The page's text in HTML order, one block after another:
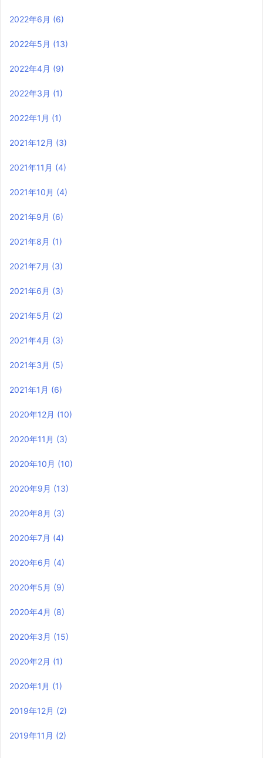
2022年6月 (6)
2022年5月 (13)
2022年4月 (9)
2022年3月 (1)
2022年1月 (1)
2021年12月 (3)
2021年11月 (4)
2021年10月 (4)
2021年9月 (6)
2021年8月 (1)
2021年7月 (3)
2021年6月 (3)
2021年5月 (2)
2021年4月 (3)
2021年3月 (5)
2021年1月 (6)
2020年12月 (10)
2020年11月 (3)
2020年10月 (10)
2020年9月 (13)
2020年8月 (3)
2020年7月 (4)
2020年6月 (4)
2020年5月 (9)
2020年4月 (8)
2020年3月 (15)
2020年2月 (1)
2020年1月 (1)
2019年12月 (2)
2019年11月 (2)